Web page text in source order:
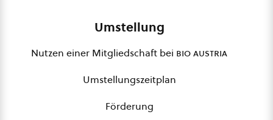
Umstellung
Nutzen einer Mitgliedschaft bei bio austria
Umstellungszeitplan
Förderung